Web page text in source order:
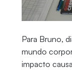
Para Bruno,
mundo
impacto